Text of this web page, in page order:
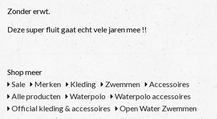
Zonder erwt.
Deze super fluit gaat echt vele jaren mee !!
Shop meer
Sale
Merken Kleding Zwemmen
Accessoires
Alle producten
Waterpolo
Waterpolo accessoires
Official kleding & accessoires
Open Water Zwemmen